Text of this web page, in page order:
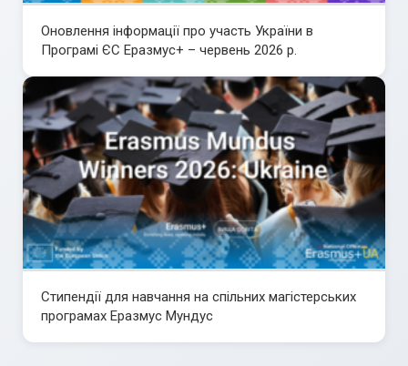
Оновлення інформації про участь України в
Програмі ЄС Еразмус+ – червень 2026 р.
Стипендії для навчання на спільних магістерських
програмах Еразмус Мундус